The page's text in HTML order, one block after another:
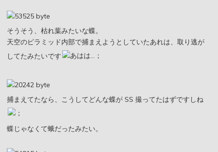
そうそう、枯れ葉みたいな蝶。
天空のピラミッド内部で捕まえようとしていたあれは、取り逃が
してたみたいです
捕まえてたなら、こうしてどんな蝶が SS 撮ってたはずですしね
蝶じゃなくて蛾だったみたい。